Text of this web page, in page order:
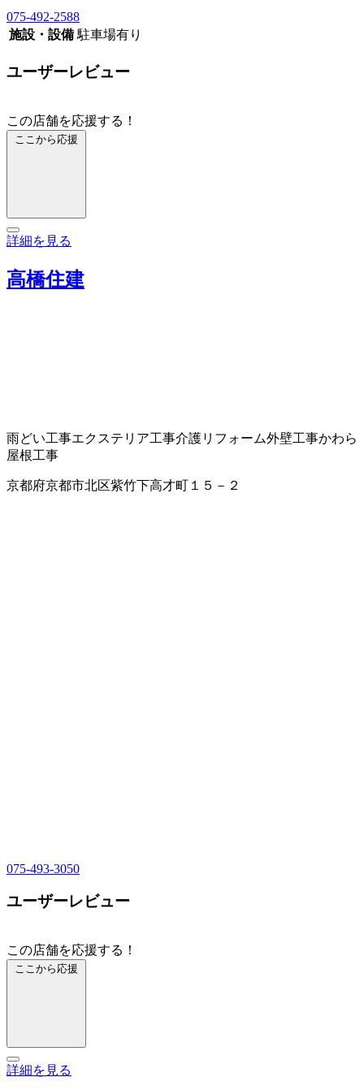
075-492-2588
施設・設備 駐車場有り
ユーザーレビュー
この店舗を応援する！
ここから応援
詳細を見る
高橋住建
雨どい工事エクステリア工事介護リフォーム外壁工事かわら
屋根工事
京都府京都市北区紫竹下高才町１５－２
075-493-3050
ユーザーレビュー
この店舗を応援する！
ここから応援
詳細を見る